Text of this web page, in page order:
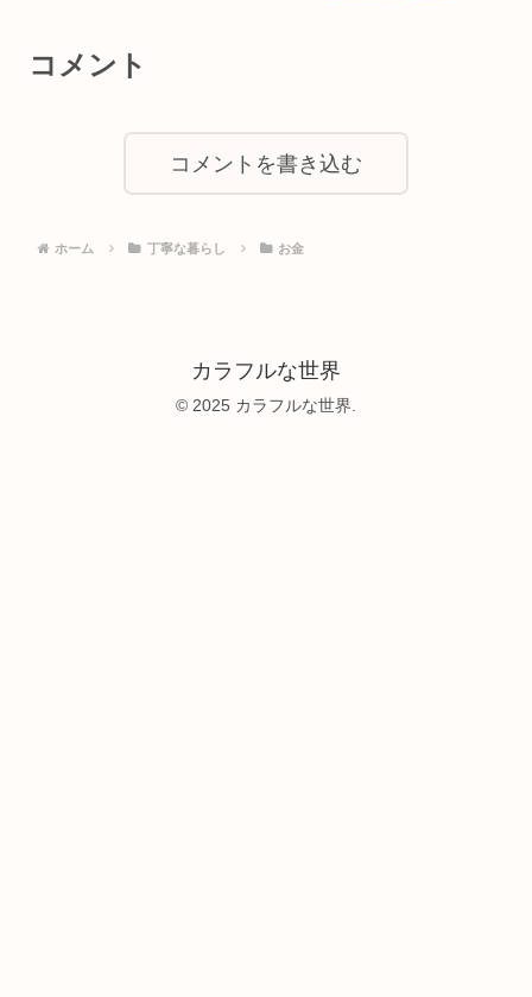
コメント
コメントを書き込む
ホーム 丁寧な暮らし お金
カラフルな世界
© 2025 カラフルな世界.